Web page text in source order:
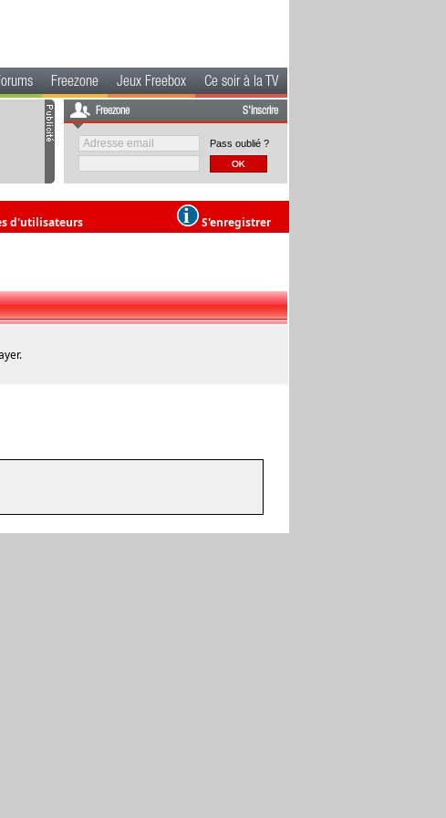
Freezone Jeux Freebox Ce soir à la TV
Freezone S'inscrire
Pass oublié ?
d'utilisateurs S'enregistrer